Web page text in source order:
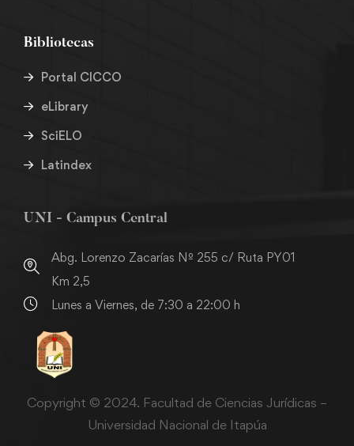
Bibliotecas
Portal CICCO
eLibrary
SciELO
Latindex
UNI - Campus Central
Abg. Lorenzo Zacarías Nº 255 c/ Ruta PY01
Km 2,5
Lunes a Viernes, de 7:30 a 22:00 h
Copyright © 2024. Facultad de Ciencias Jurídicas –
Universidad Nacional de Itapúa